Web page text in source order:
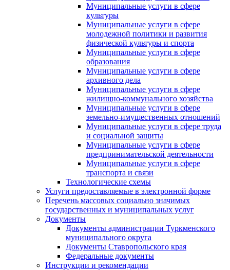
Муниципальные услуги в сфере
культуры
Муниципальные услуги в сфере
молодежной политики и развития
физической культуры и спорта
Муниципальные услуги в сфере
образования
Муниципальные услуги в сфере
архивного дела
Муниципальные услуги в сфере
жилищно-коммунального хозяйства
Муниципальные услуги в сфере
земельно-имущественных отношений
Муниципальные услуги в сфере труда
и социальной защиты
Муниципальные услуги в сфере
предпринимательской деятельности
Муниципальные услуги в сфере
транспорта и связи
Технологические схемы
Услуги предоставляемые в электронной форме
Перечень массовых социально значимых
государственных и муниципальных услуг
Документы
Документы администрации Туркменского
муниципального округа
Документы Ставропольского края
Федеральные документы
Инструкции и рекомендации